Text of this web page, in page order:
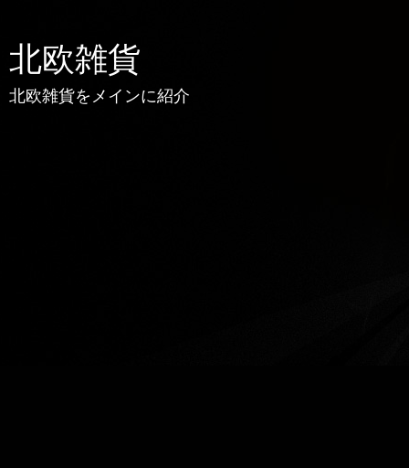
北欧雑貨
北欧雑貨をメインに紹介